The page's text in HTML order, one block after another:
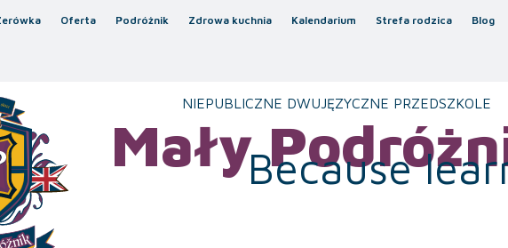
Oferta Podróżnik Zdrowa kuchnia Kalendarium Strefa rodzica Blog
NIEPUBLICZNE DWUJĘZYCZNE PRZEDSZKOLE
MałyBecause